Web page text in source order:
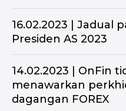
16.02.2023 | Jadual
Presiden AS 2023
14.02.2023 | OnFin
menawarkan
dagangan FOREX